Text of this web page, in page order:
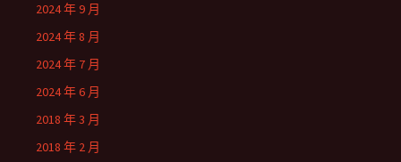
2024 年 9 月
2024 年 8 月
2024 年 7 月
2024 年 6 月
2018 年 3 月
2018 年 2 月